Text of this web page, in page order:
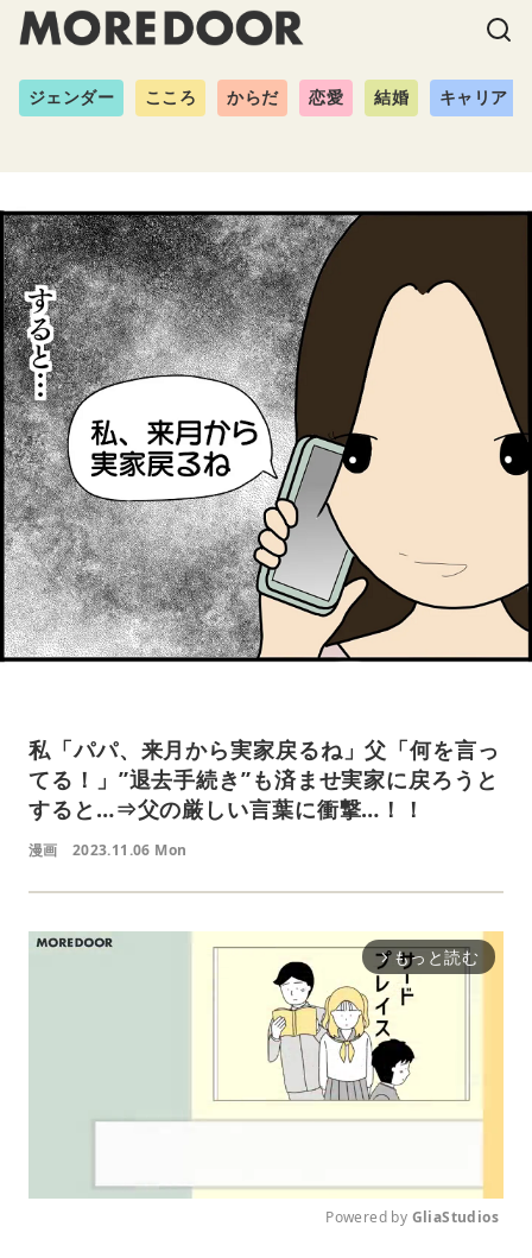
ジェンダー こころ からだ 恋愛 結婚 キャリア
私「パパ、来月から実家戻るね」父「何を言っ
てる！」”退去手続き”も済ませ実家に戻ろうと
すると…⇒父の厳しい言葉に衝撃…！！
漫画 2023.11.06 Mon
arrow_forward_ios もっと読む
Powered by GliaStudios